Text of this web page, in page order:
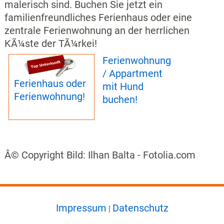
malerisch sind. Buchen Sie jetzt ein
familienfreundliches Ferienhaus oder eine
zentrale Ferienwohnung an der herrlichen
KÃ¼ste der TÃ¼rkei!
Ferienhaus oder
Ferienwohnung!
Ferienwohnung
/ Appartment
mit Hund
buchen!
Â© Copyright Bild: Ilhan Balta - Fotolia.com
Impressum Datenschutz